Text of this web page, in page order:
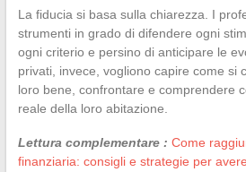
La fiducia si basa sulla chiarezza. I
strumenti in grado di difendere ogni
ogni criterio e persino di anticipare le
privati, invece, vogliono capire come si
loro bene, confrontare e comprendere
reale della loro abitazione.
Lettura complementare : Come
finanziaria: consigli e strategie per